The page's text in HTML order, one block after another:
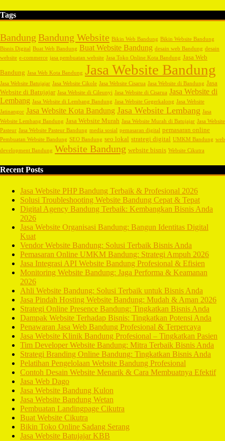
Tags
Bandung Bandung Website Bikin Web Bandung Bikin Website Bandung
Bisnis Digital Buat Web Bandung Buat Website Bandung desain web Bandung desain
website e-commerce jasa pembuatan website Jasa Toko Online Kota Bandung Jasa Web
Bandung Jasa Web Kota Bandung Jasa Website Bandung
Jasa Website Batujajar Jasa Website Cikole Jasa Website Cisarua Jasa Website di Bandung Jasa
Website di Batujajar Jasa Website di Cileunyi Jasa Website di Cisarua Jasa Website di
Lembang Jasa Website di Lembang Bandung Jasa Website Gegerkalong Jasa Website
Jatinangor Jasa Website Kota Bandung Jasa Website Lembang Jasa
Website Lembang Bandung Jasa Website Murah Jasa Website Murah di Batujajar Jasa Website
Pasteur Jasa Website Pasteur Bandung media sosial pemasaran digital pemasaran online
Pembuatan Website Bandung SEO Bandung seo lokal strategi digital UMKM Bandung web
development Bandung Website Bandung website bisnis Website Cikutra
Recent Posts
Jasa Website PHP Bandung Terbaik & Profesional 2026
Solusi Troubleshooting Website Bandung Cepat & Tepat
Digital Agency Bandung Terbaik: Kembangkan Bisnis Anda
2026
Jasa Website Organisasi Bandung: Bangun Identitas Digital
Kuat
Vendor Website Bandung: Solusi Terbaik Bisnis Anda
Pemasaran Online UMKM Bandung: Strategi Ampuh 2026
Jasa Integrasi API Website Bandung Profesional & Efisien
Monitoring Website Bandung: Jaga Performa & Keamanan
2026
Ahli Website Bandung: Solusi Terbaik untuk Bisnis Anda
Jasa Pindah Hosting Website Bandung: Mudah & Aman 2026
Strategi Online Presence Bandung: Tingkatkan Bisnis Anda
Dampak Website Terhadap Bisnis: Tingkatkan Potensi Anda
Penawaran Jasa Web Bandung Profesional & Terpercaya
Jasa Website Klinik Bandung Profesional – Tingkatkan Pasien
Tim Developer Website Bandung: Mitra Terbaik Bisnis Anda
Strategi Branding Online Bandung: Tingkatkan Bisnis Anda
Pelatihan Pengelolaan Website Bandung Profesional
Contoh Desain Website Menarik & Cara Membuatnya Efektif
Jasa Web Dago
Jasa Website Bandung Kulon
Jasa Website Bandung Wetan
Pembuatan Landingpage Cikutra
Buat Website Cikutra
Bikin Toko Online Sadang Serang
Jasa Website Batujajar KBB